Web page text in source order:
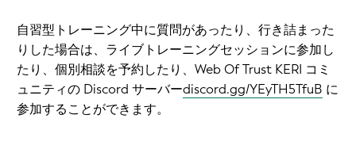
自習型トレーニング中に質問があったり、行き詰まった
りした場合は、ライブトレーニングセッションに参加し
たり、個別相談を予約したり、Web Of Trust KERI コミ
ュニティの Discord サーバーdiscord.gg/YEyTH5TfuB に
参加することができます。